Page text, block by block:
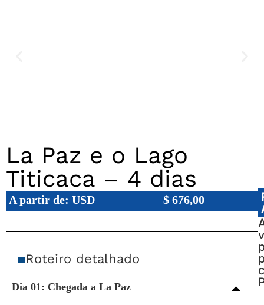
La Paz e o Lago
Titicaca – 4 dias
A partir de: USD $ 676,00
Roteiro detalhado
Dia 01: Chegada a La Paz